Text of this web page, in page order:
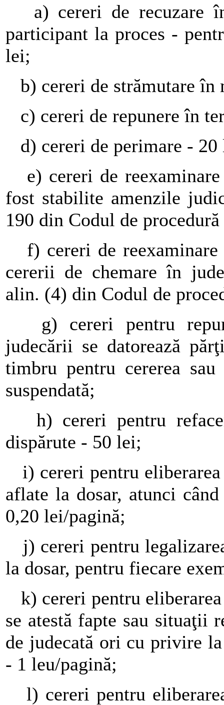
a) cereri de recuzare
participant la proces -
lei;
b) cereri de strămutare
c) cereri de repunere în
d) cereri de perimare - 20
e) cereri de
fost stabilite amenzile
190 din Codul de
f) cereri de reexaminare
cererii de chemare în
alin. (4) din Codul de
g) cereri pentru
judecării se datorează
timbru pentru cererea
suspendată;
h) cereri pentru
dispărute - 50 lei;
i) cereri pentru
aflate la dosar, atunci
0,20 lei/pagină;
j) cereri pentru
la dosar, pentru fiecare
k) cereri pentru
se atestă fapte sau situaţii
de judecată ori cu privire
- 1 leu/pagină;
l) cereri pentru